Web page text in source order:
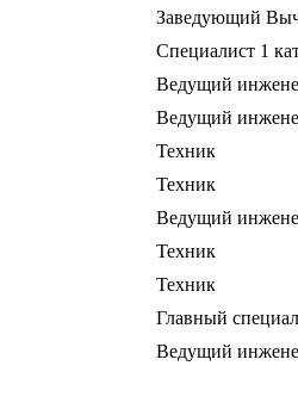
Заведующий
Специалист 1
Ведущий
Ведущий
Техник
Техник
Ведущий
Техник
Техник
Главный
Ведущий